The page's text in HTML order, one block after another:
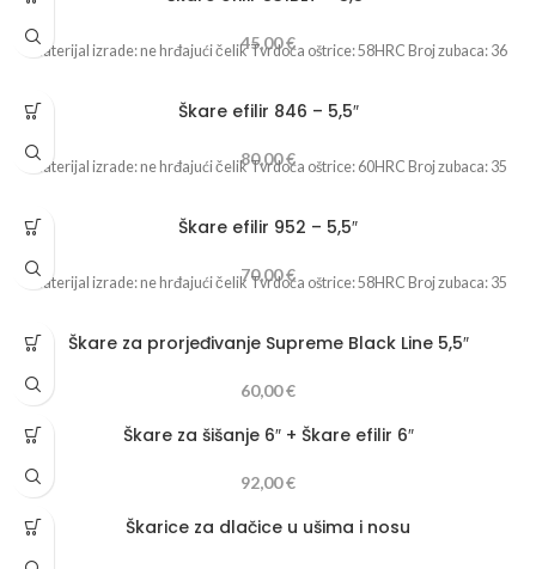
45,00€
Materijal izrade: ne hrđajući čelik Tvrdoća oštrice: 58HRC Broj zubaca: 36
Škare efilir 846 – 5,5″
80,00€
Materijal izrade: ne hrđajući čelik Tvrdoća oštrice: 60HRC Broj zubaca: 35
Škare efilir 952 – 5,5″
70,00€
Materijal izrade: ne hrđajući čelik Tvrdoća oštrice: 58HRC Broj zubaca: 35
Škare za prorjeđivanje Supreme Black Line 5,5″
60,00€
Škare za šišanje 6″ + Škare efilir 6″
92,00€
Škarice za dlačice u ušima i nosu